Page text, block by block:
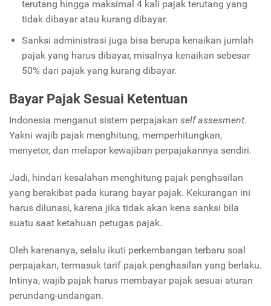
terutang hingga maksimal 4 kali pajak terutang yang
tidak dibayar atau kurang dibayar.
Sanksi administrasi juga bisa berupa kenaikan jumlah
pajak yang harus dibayar, misalnya kenaikan sebesar
50% dari pajak yang kurang dibayar.
Bayar Pajak Sesuai Ketentuan
Indonesia menganut sistem perpajakan self assesment.
Yakni wajib pajak menghitung, memperhitungkan,
menyetor, dan melapor kewajiban perpajakannya sendiri.
Jadi, hindari kesalahan menghitung pajak penghasilan
yang berakibat pada kurang bayar pajak. Kekurangan ini
harus dilunasi, karena jika tidak akan kena sanksi bila
suatu saat ketahuan petugas pajak.
Oleh karenanya, selalu ikuti perkembangan terbaru soal
perpajakan, termasuk tarif pajak penghasilan yang berlaku.
Intinya, wajib pajak harus membayar pajak sesuai aturan
perundang-undangan.